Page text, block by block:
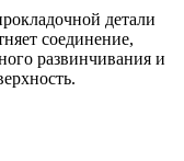
детали
соединение,
развинчивания и